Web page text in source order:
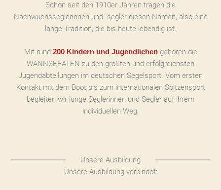
Schon seit den 1910er Jahren tragen die
Nachwuchsseglerinnen und -segler diesen Namen, also eine
lange Tradition, die bis heute lebendig ist.
Mit rund 200 Kindern und Jugendlichengehören die
WANNSEEATEN zu den größten und erfolgreichsten
Jugendabteilungen im deutschen Segelsport. Vom ersten
Kontakt mit dem Boot bis zum internationalen Spitzensport
begleiten wir junge Seglerinnen und Segler auf ihrem
individuellen Weg.
Unsere Ausbildung
Unsere Ausbildung verbindet: